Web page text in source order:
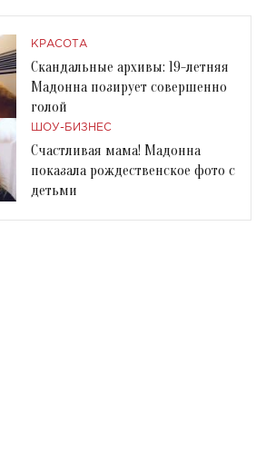
КРАСОТА
Скандальные архивы: 19-летняя
Мадонна позирует совершенно
голой
ШОУ-БИЗНЕС
Счастливая мама! Мадонна
показала рождественское фото с
детьми